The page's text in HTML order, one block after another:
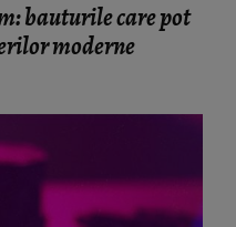
bauturile care pot
moderne